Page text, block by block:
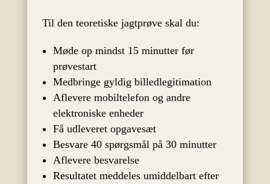
Til den teoretiske jagtprøve skal du:
Møde op mindst 15 minutter før
prøvestart
Medbringe gyldig billedlegitimation
Aflevere mobiltelefon og andre
elektroniske enheder
Få udleveret opgavesæt
Besvare 40 spørgsmål på 30 minutter
Aflevere besvarelse
Resultatet meddeles umiddelbart efter